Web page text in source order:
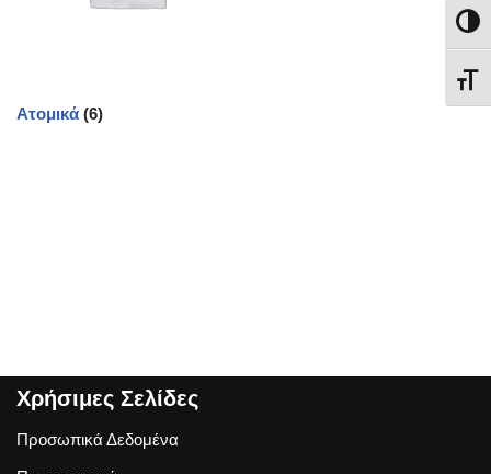
Ατομικά (6)
Χρήσιμες Σελίδες
Προσωπικά Δεδομένα